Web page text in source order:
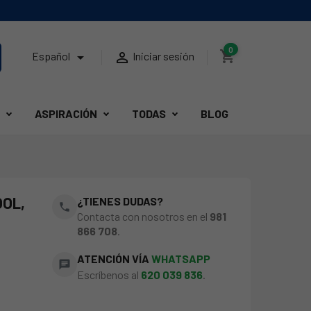
Español   Iniciar sesión shopping_cart
0
ASPIRACIÓN TODAS BLOG
phone
¿TIENES DUDAS?
Contacta con nosotros en el 981
866 708.
chat ATENCIÓN VÍAWHATSAPP
Escríbenos al 620 039 836